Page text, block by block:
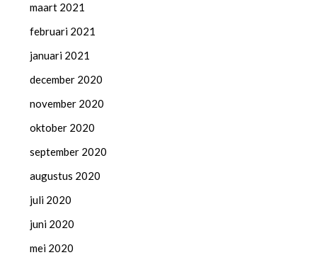
maart 2021
februari 2021
januari 2021
december 2020
november 2020
oktober 2020
september 2020
augustus 2020
juli 2020
juni 2020
mei 2020